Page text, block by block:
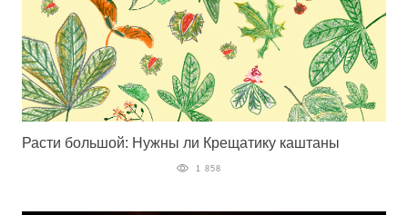
Расти большой: Нужны ли Крещатику каштаны
1 858